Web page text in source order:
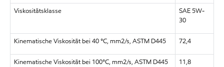
Viskositätsklasse
SAE 5W-
30
Kinematische Viskosität bei 40 °C, mm2/s, ASTM D445 72,4
Kinematische Viskosität bei 100°C, mm2/s, ASTM D445 11,8